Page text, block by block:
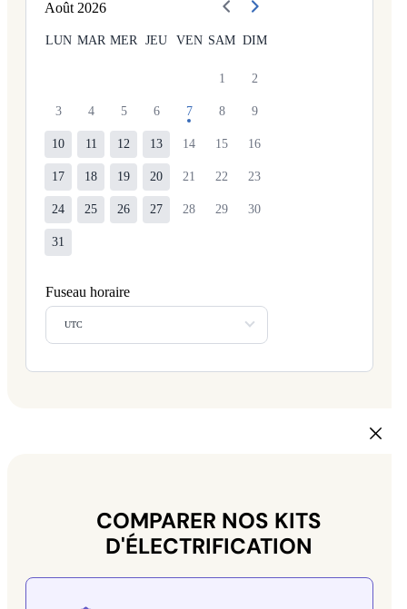
Août2026
LUN MAR MER JEU VEN SAM DIM
1 2
3 4 5 6 7 8 9
10 11 12 13 14 15 16
17 18 19 20 21 22 23
24 25 26 27 28 29 30
31
Fuseau horaire
UTC
COMPARER NOS KITS
D'ÉLECTRIFICATION